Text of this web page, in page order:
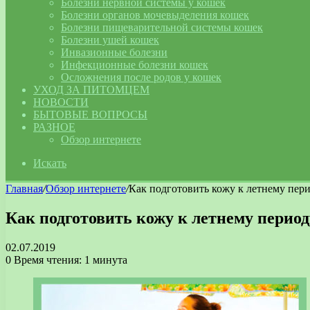
Болезни нервной системы у кошек
Болезни органов мочевыделения кошек
Болезни пищеварительной системы кошек
Болезни ушей кошек
Инвазионные болезни
Инфекционные болезни кошек
Осложнения после родов у кошек
УХОД ЗА ПИТОМЦЕМ
НОВОСТИ
БЫТОВЫЕ ВОПРОСЫ
РАЗНОЕ
Обзор интернете
Искать
Главная/Обзор интернете/Как подготовить кожу к летнему
Как подготовить кожу к летнему
02.07.2019
0 Время чтения: 1 минута